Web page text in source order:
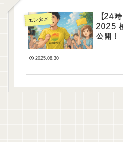
エンタメ
【24
2025
公開！
2025.08.30